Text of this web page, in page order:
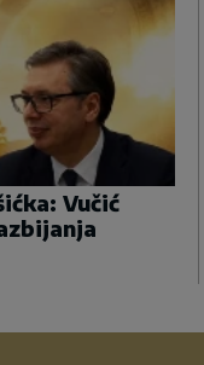
Vučić